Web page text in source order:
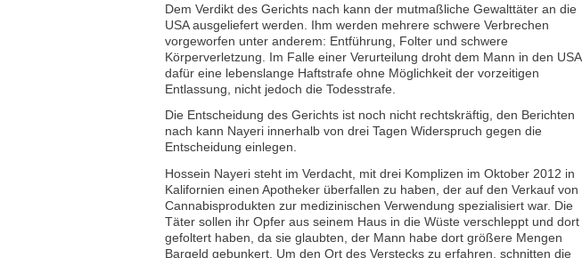
Dem Verdikt des Gerichts nach kann der mutmaßliche Gewalttäter an die
USA ausgeliefert werden. Ihm werden mehrere schwere Verbrechen
vorgeworfen unter anderem: Entführung, Folter und schwere
Körperverletzung. Im Falle einer Verurteilung droht dem Mann in den USA
dafür eine lebenslange Haftstrafe ohne Möglichkeit der vorzeitigen
Entlassung, nicht jedoch die Todesstrafe.
Die Entscheidung des Gerichts ist noch nicht rechtskräftig, den Berichten
nach kann Nayeri innerhalb von drei Tagen Widerspruch gegen die
Entscheidung einlegen.
Hossein Nayeri steht im Verdacht, mit drei Komplizen im Oktober 2012 in
Kalifornien einen Apotheker überfallen zu haben, der auf den Verkauf von
Cannabisprodukten zur medizinischen Verwendung spezialisiert war. Die
Täter sollen ihr Opfer aus seinem Haus in die Wüste verschleppt und dort
gefoltert haben, da sie glaubten, der Mann habe dort größere Mengen
Bargeld gebunkert. Um den Ort des Verstecks zu erfahren, schnitten die